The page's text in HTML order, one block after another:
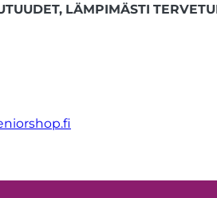
LÄMPIMÄSTI